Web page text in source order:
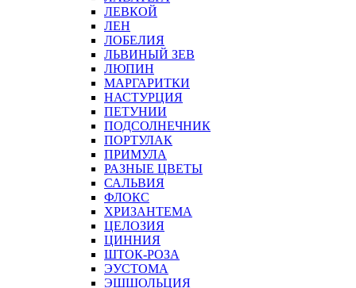
ЛЕВКОЙ
ЛЕН
ЛОБЕЛИЯ
ЛЬВИНЫЙ ЗЕВ
ЛЮПИН
МАРГАРИТКИ
НАСТУРЦИЯ
ПЕТУНИИ
ПОДСОЛНЕЧНИК
ПОРТУЛАК
ПРИМУЛА
РАЗНЫЕ ЦВЕТЫ
САЛЬВИЯ
ФЛОКС
ХРИЗАНТЕМА
ЦЕЛОЗИЯ
ЦИННИЯ
ШТОК-РОЗА
ЭУСТОМА
ЭШШОЛЬЦИЯ